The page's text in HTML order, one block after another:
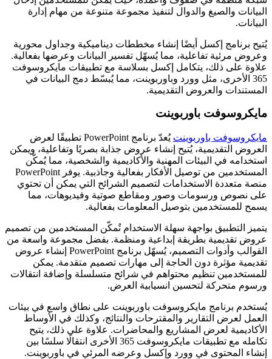
البيانات والصيغ والدوال لتنفيذ مجموعة متنوعة من مهام إدارة
البيانات.
يُتيح برنامج إكسل أيضًا إنشاء مخططات ديناميكية وجداول محورية
وعروض مرئية تفاعلية، مما يُسهّل تفسير البيانات وعرضها بفعالية.
علاوة على ذلك، يتكامل إكسل بسلاسة مع تطبيقات مايكروسوفت
365 الأخرى، مثل وورد وباوربوينت، مما يُبسّط دمج البيانات في
المستندات والعروض التقديمية.
مايكروسوفت باوربوينت
مايكروسوفت باوربوينت
يُعدّ برنامج PowerPoint تطبيقًا لعرض
العروض التقديمية، يُتيح إنشاء عروض جذابة بصريًا وتفاعلية، ويمكن
استخدامه في البيئات المهنية والأكاديمية والشخصية، مما يُمكّن
المستخدمين من توصيل الأفكار بفعالية وجاذبية. يوفر PowerPoint
منصة متعددة الاستخدامات لتصميم الشرائح التي يمكن أن تحتوي
على نصوص ورسومات وصور ومقاطع صوتية وفيديوهات، مما
يسمح للمستخدمين بتوصيل المعلومات بفعالية.
يتميز التطبيق بواجهة سهلة الاستخدام تُمكّن المستخدمين من تصميم
عروض تقديمية بطريقة إبداعية ومنظمة. بفضل مجموعة واسعة من
القوالب وأدوات التصميم، يُسهّل برنامج PowerPoint إنشاء عروض
تقديمية مؤثرة دون الحاجة إلى مهارات تصميم متقدمة. يمكن
للمستخدمين تنظيم محتواهم في شرائح متسلسلة وإضافة انتقالات
ورسوم متحركة لتحسين انسيابية العرض.
يُستخدم برنامج مايكروسوفت باوربوينت على نطاق واسع في بيئات
العمل لعرض التقارير والمقترحات والنتائج، وكذلك في الأوساط
الأكاديمية لعرض المشاريع والمحاضرات. علاوة على ذلك، يتيح
تكامله مع تطبيقات مايكروسوفت 365 الأخرى انتقالًا سلسًا بين
إنشاء المحتوى في وورد وإكسل وعرضه المرئي في باوربوينت.